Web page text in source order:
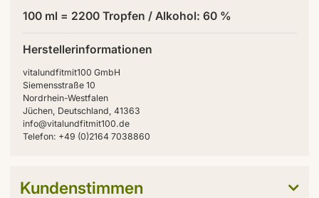
100 ml = 2200 Tropfen / Alkohol: 60 %
Herstellerinformationen
vitalundfitmit100 GmbH
Siemensstraße 10
Nordrhein-Westfalen
Jüchen, Deutschland, 41363
info@vitalundfitmit100.de
Telefon: +49 (0)2164 7038860
Kundenstimmen